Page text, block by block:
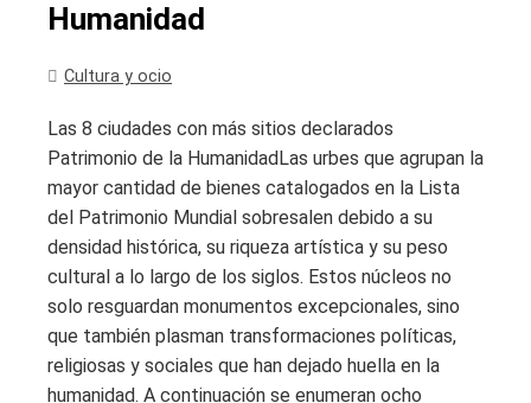
Humanidad
Cultura y ocio
Las 8 ciudades con más sitios declarados
Patrimonio de la HumanidadLas urbes que agrupan la
mayor cantidad de bienes catalogados en la Lista
del Patrimonio Mundial sobresalen debido a su
densidad histórica, su riqueza artística y su peso
cultural a lo largo de los siglos. Estos núcleos no
solo resguardan monumentos excepcionales, sino
que también plasman transformaciones políticas,
religiosas y sociales que han dejado huella en la
humanidad. A continuación se enumeran ocho